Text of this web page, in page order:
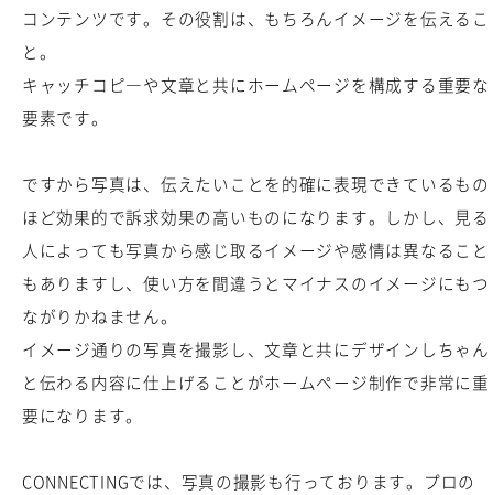
コンテンツです。その役割は、もちろんイメージを伝えるこ
と。
キャッチコピ―や文章と共にホームページを構成する重要な
要素です。
ですから写真は、伝えたいことを的確に表現できているもの
ほど効果的で訴求効果の高いものになります。しかし、見る
人によっても写真から感じ取るイメージや感情は異なること
もありますし、使い方を間違うとマイナスのイメージにもつ
ながりかねません。
イメージ通りの写真を撮影し、文章と共にデザインしちゃん
と伝わる内容に仕上げることがホームページ制作で非常に重
要になります。
CONNECTINGでは、写真の撮影も行っております。プロの